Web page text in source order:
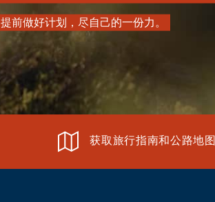
提前做好计划，尽自己的一份力。
获取旅行指南和公路地图